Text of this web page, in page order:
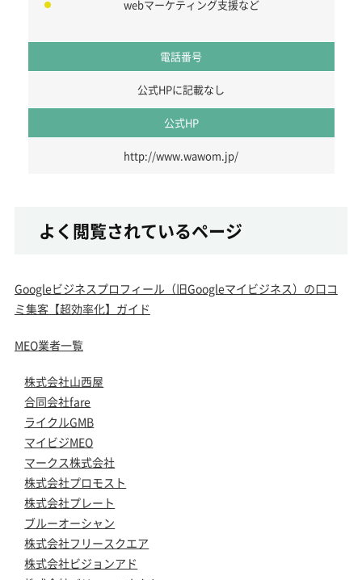
webマーケティング支援など
電話番号
公式HPに記載なし
公式HP
http://www.wawom.jp/
よく閲覧されているページ
Googleビジネスプロフィール（旧Googleマイビジネス）の口コ
ミ集客【超効率化】ガイド
MEO業者一覧
株式会社山西屋
合同会社fare
ライクルGMB
マイビジMEO
マークス株式会社
株式会社プロモスト
株式会社プレート
ブルーオーシャン
株式会社フリースクエア
株式会社ビジョンアド